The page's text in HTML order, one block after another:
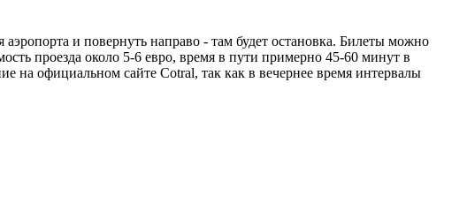
и повернуть направо - там будет остановка. Билеты можно
проезда около 5-6 евро, время в пути примерно 45-60 минут в
на официальном сайте Cotral, так как в вечернее время интервалы